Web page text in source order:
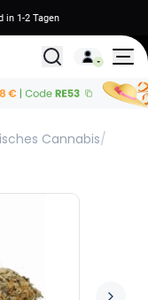
in 1-2 Tagen
Alle
Cannabis/